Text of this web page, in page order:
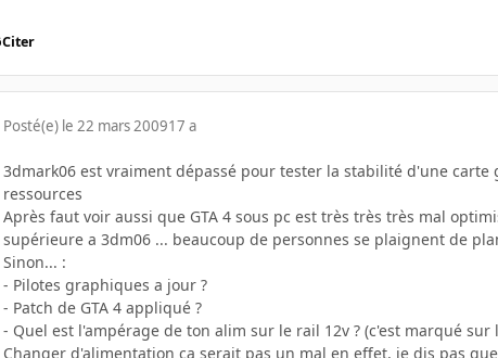
Citer
Posté(e) le 22 mars 200917 a
3dmark06 est vraiment dépassé pour tester la stabilité d'une
ressources
Après faut voir aussi que GTA 4 sous pc est très très très mal
supérieure a 3dm06 ... beaucoup de personnes se plaignent de
Sinon... :
- Pilotes graphiques a jour ?
- Patch de GTA 4 appliqué ?
- Quel est l'ampérage de ton alim sur le rail 12v ? (c'est marqué sur
Changer d'alimentation ça serait pas un mal en effet, je dis pas